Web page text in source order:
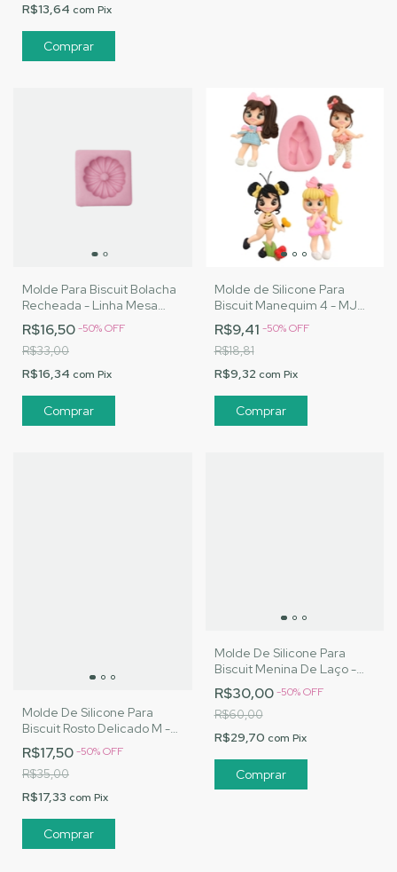
R$13,64 com Pix
Molde Para Biscuit Bolacha
Recheada - Linha Mesa
Posta - MJ
Artesanatos|Cód. 1923
R$16,50-50%OFF
R$33,00
R$16,34 com Pix
Molde de Silicone Para
Biscuit Manequim 4 - MJ
Artesanatos |Cód. 3202
R$9,41 -50%OFF
R$18,81
R$9,32 com Pix
Molde De Silicone Para
Biscuit Rosto Delicado M -
MJ Artesanatos |Cód. 3098
R$17,50-50%OFF
R$35,00
R$17,33 com Pix
Molde De Silicone Para
Biscuit Menina De Laço -
MJ Artesanatos |Cód. 3144
R$30,00-50%OFF
R$60,00
R$29,70 com Pix